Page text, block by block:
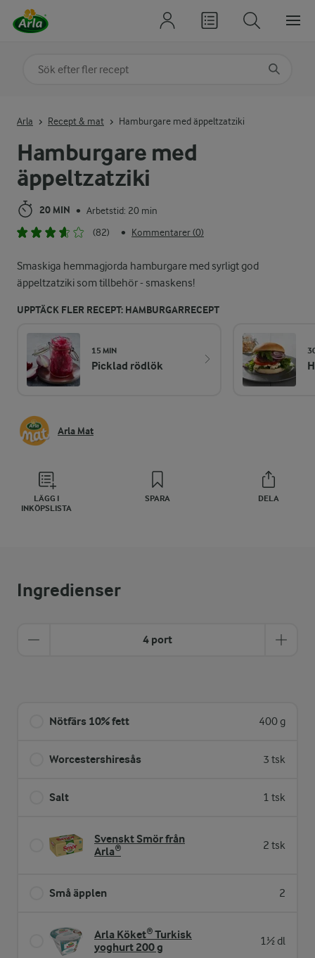
Hamburgare med
äppeltzatziki
20 MIN • Arbetstid: 20 min
(82)
• Kommentarer (0)
Smaskiga hemmagjorda hamburgare med syrligt god
äppeltzatziki som tillbehör - smaskens!
UPPTÄCK FLER RECEPT: HAMBURGARRECEPT
15 MIN
Picklad rödlök
Arla Mat
LÄGG I
INKÖPSLISTA
SPARA DELA
Arla Recept & mat Hamburgare med äppeltzatziki
Ingredienser
4 port
Nötfärs 10% fett 400 g
Worcestershiresås 3 tsk
Salt 1 tsk
Svenskt Smör från
Arla®
2 tsk
Små äpplen 2
Arla Köket® Turkisk
yoghurt 200 g
1½ dl
Sök på kategori eller ingrediens